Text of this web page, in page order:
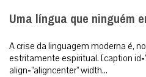
Uma língua que ninguém
A crise da linguagem moderna é,
estritamente espiritual. [caption
align=”aligncenter” width...